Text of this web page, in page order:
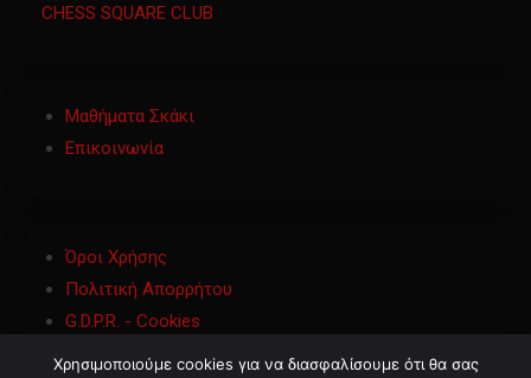
CHESS SQUARE CLUB
Μαθήματα Σκάκι
Επικοινωνία
Όροι Χρήσης
Πολιτική Απορρήτου
G.D.P.R. - Cookies
Χρησιμοποιούμε cookies για να διασφαλίσουμε ότι θα σας